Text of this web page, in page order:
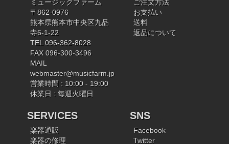
ミュージックファーム
〒862-0976
熊本県熊本市中央区九品
寺6-1-22
TEL 096-362-8028
FAX 096-300-3496
MAIL
webmaster@musicfarm.jp
営業時間 : 10:00 - 19:00
休業日 : 毎週火曜日
ご注文方法
お支払い
送料
返品について
SERVICES
楽器通販
楽器の修理
SNS
Facebook
Twitter